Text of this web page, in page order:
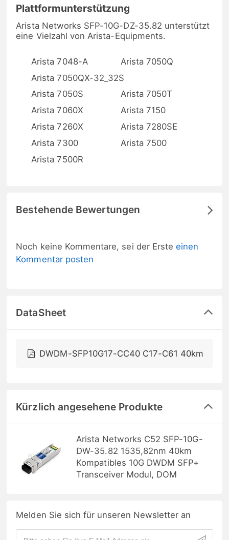
Plattformunterstützung
Arista Networks SFP-10G-DZ-35.82 unterstützt
eine Vielzahl von Arista-Equipments.
Arista 7048-A
Arista 7050Q
Arista 7050QX-32_32S
Arista 7050S
Arista 7050T
Arista 7060X
Arista 7150
Arista 7260X
Arista 7280SE
Arista 7300
Arista 7500
Arista 7500R
Bestehende Bewertungen
Noch keine Kommentare, sei der Ersteeinen
Kommentar posten
DataSheet
DWDM-SFP10G17-CC40 C17-C61 40km
Kürzlich angesehene Produkte
Arista Networks C52 SFP-10G-
DW-35.82 1535,82nm 40km
Kompatibles 10G DWDM SFP+
Transceiver Modul, DOM
Melden Sie sich für unseren Newsletter an